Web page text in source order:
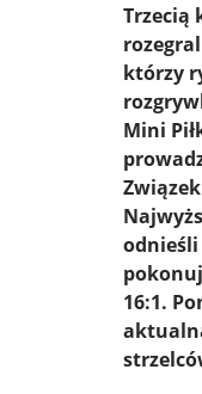
Trzecią
którzy
Mini
odnieśli
16:1.